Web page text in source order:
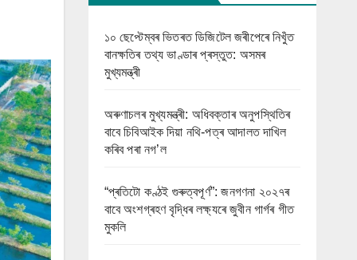
১০ ছেপ্টেম্বৰ ভিতৰত ডিজিটেল জৰীপেৰে নিখুঁত
বানক্ষতিৰ তথ্য ভাণ্ডাৰ প্ৰস্তুত: অসমৰ
মুখ্যমন্ত্ৰী
অৰুণাচলৰ মুখ্যমন্ত্ৰী: অধিবক্তাৰ অনুপস্থিতিৰ
বাবে চিবিআইক দিয়া নথি-পত্ৰ আদালত দাখিল
কৰিব পৰা নগ’ল
“প্ৰতিটো কণ্ঠই গুৰুত্বপূৰ্ণ”: জনগণনা ২০২৭ৰ
বাবে অংশগ্ৰহণ বৃদ্ধিৰ লক্ষ্যৰে জুবীন গাৰ্গৰ গীত
মুকলি